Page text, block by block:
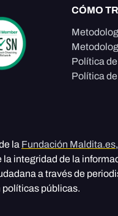
CÓMO
Política
Política
la Fundación Maldita.es
integridad de la
a través de
públicas.